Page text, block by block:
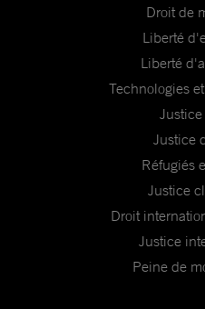
Droit de
Liberté
Liberté
Technologies
Justice
Réfugiés
Justice
Droit
Justice
Peine de